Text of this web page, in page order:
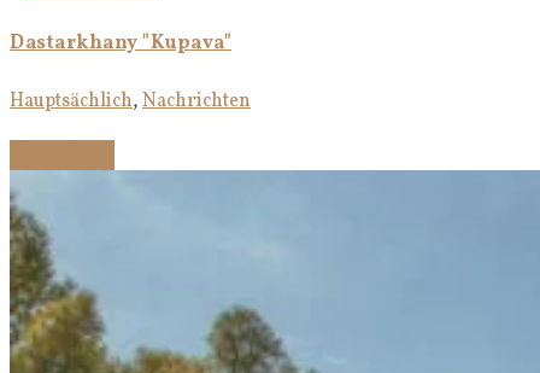
Dastarkhany "Kupava"
Hauptsächlich,Nachrichten